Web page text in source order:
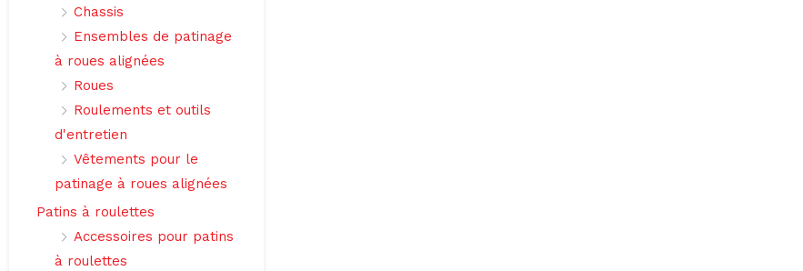
Chassis
Ensembles de patinage
à roues alignées
Roues
Roulements et outils
d'entretien
Vêtements pour le
patinage à roues alignées
Patins à roulettes
Accessoires pour patins
à roulettes